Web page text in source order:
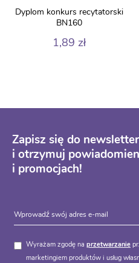
Dyplom konkurs recytatorski
BN160
1,89 zł
Zapisz się do
i otrzymuj
i promocjach!
Wyrażam zgodę na przetwarzanie
marketingiem produktów i usług